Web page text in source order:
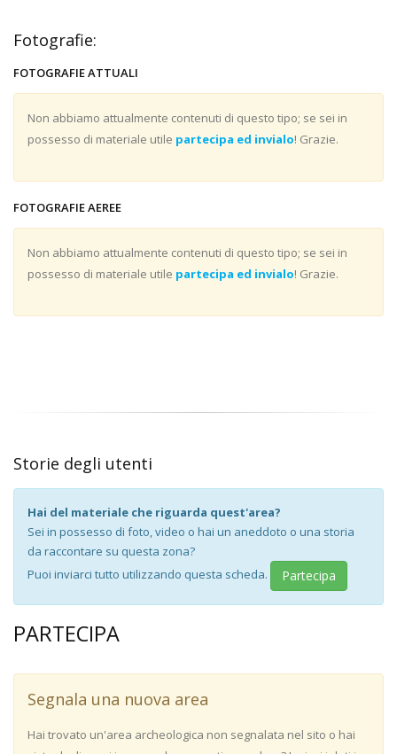
Fotografie:
FOTOGRAFIE ATTUALI
Non abbiamo attualmente contenuti di questo tipo; se sei in
possesso di materiale utile partecipa ed invialo! Grazie.
FOTOGRAFIE AEREE
Non abbiamo attualmente contenuti di questo tipo; se sei in
possesso di materiale utile partecipa ed invialo! Grazie.
Storie degli utenti
Hai del materiale che riguarda quest'area?
Sei in possesso di foto, video o hai un aneddoto o una storia
da raccontare su questa zona?
Puoi inviarci tutto utilizzando questa scheda.
Partecipa
PARTECIPA
Segnala una nuova area
Hai trovato un'area archeologica non segnalata nel sito o hai